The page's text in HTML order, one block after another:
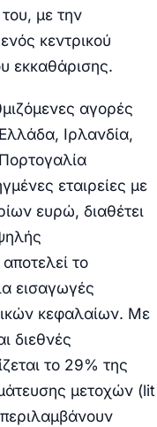
με την
κεντρικού
εκκαθάρισης.
αγορές
Ιρλανδία,
εταιρείες με
ευρώ, διαθέτει
το
εισαγωγές
κεφαλαίων. Με
διεθνές
το 29% της
μετοχών (lit